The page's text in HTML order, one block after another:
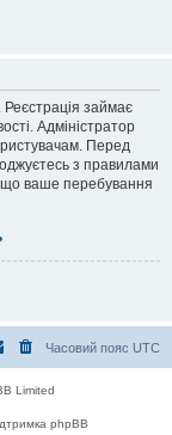
займає
Адміністратор
Перед
з правилами
що ваше перебування
Часовий пояс UTC
Limited
phpBB